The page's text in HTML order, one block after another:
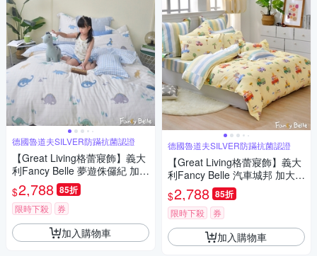
德國魯道夫SILVER防蹣抗菌認證
【Great Living格蕾寢飾】義大
利Fancy Belle 夢遊侏儸紀 加大
純棉四件式防蹣抗菌吸濕排汗
兩用被床包組
$2,788 85折
限時下殺 券
加入購物車
德國魯道夫SILVER防蹣抗菌認證
【Great Living格蕾寢飾】義大
利Fancy Belle 汽車城邦 加大純
棉四件式防蹣抗菌吸濕排汗兩
用被床包組
$2,788 85折
限時下殺 券
加入購物車